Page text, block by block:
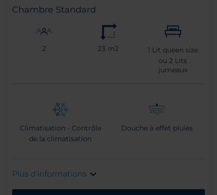
Chambre Standard
2 23 m2 1 Lit queen size
ou2 Lits
jumeaux
Climatisation - Contrôle
de la climatisation
Douche à effet pluies
Plus d’informations